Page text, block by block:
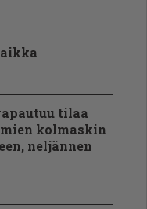
tilaa
kolmaskin
neljännen